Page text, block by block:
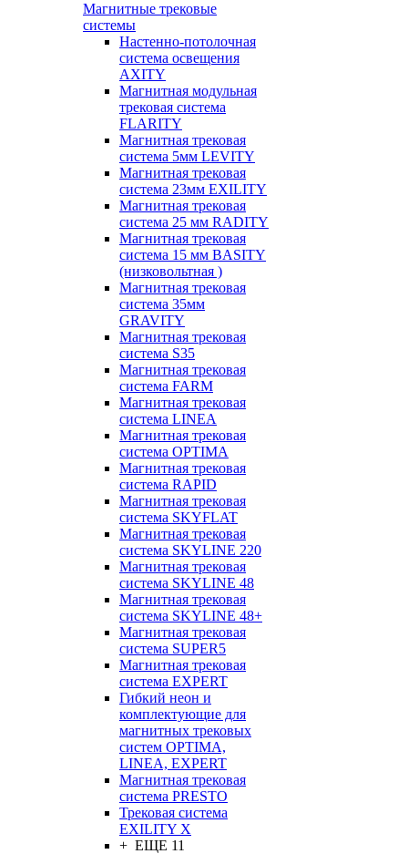
Магнитные трековые
системы
Настенно-потолочная
система освещения
AXITY
Магнитная модульная
трековая система
FLARITY
Магнитная трековая
система 5мм LEVITY
Магнитная трековая
система 23мм EXILITY
Магнитная трековая
система 25 мм RADITY
Магнитная трековая
система 15 мм BASITY
(низковольтная )
Магнитная трековая
система 35мм
GRAVITY
Магнитная трековая
система S35
Магнитная трековая
система FARM
Магнитная трековая
система LINEA
Магнитная трековая
система OPTIMA
Магнитная трековая
система RAPID
Магнитная трековая
система SKYFLAT
Магнитная трековая
система SKYLINE 220
Магнитная трековая
система SKYLINE 48
Магнитная трековая
система SKYLINE 48+
Магнитная трековая
система SUPER5
Магнитная трековая
система EXPERT
Гибкий неон и
комплектующие для
магнитных трековых
систем OPTIMA,
LINEA, EXPERT
Магнитная трековая
система PRESTO
Трековая система
EXILITY X
+ ЕЩЕ 11